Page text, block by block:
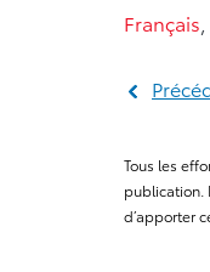
Français
Tous les
publication.
d’apporter